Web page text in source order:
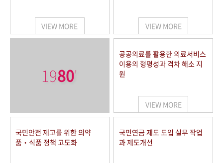
VIEW MORE VIEW MORE
1980'
공공의료를 활용한 의료서비스
이용의 형평성과 격차 해소 지
원
VIEW MORE
국민안전 제고를 위한 의약
품‧식품 정책 고도화
국민연금 제도 도입 실무 작업
과 제도개선